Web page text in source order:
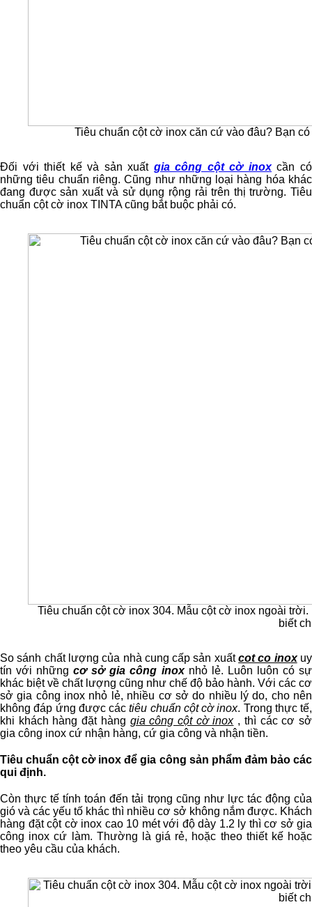
Tiêu chuẩn cột cờ inox căn cứ vào đâu? Bạn
Đối với thiết kế và sản xuất gia công cột cờ inoxcần có
những tiêu chuẩn riêng. Cũng như những loại hàng hóa khác
đang được sản xuất và sử dụng rộng rải trên thị trường. Tiêu
chuẩn cột cờ inox TINTA cũng bắt buộc phải có.
Tiêu chuẩn cột cờ inox 304. Mẫu cột cờ inox ngoài
biết
So sánh chất lượng của nhà cung cấp sản xuấtcot co inoxuy
tín với nhữngcơ sở gia công inoxnhỏ lẻ. Luôn luôn có sự
khác biệt về chất lượng cũng như chế độ bảo hành. Với các cơ
sở gia công inox nhỏ lẻ, nhiều cơ sở do nhiều lý do, cho nên
không đáp ứng được cáctiêu chuẩn cột cờ inox. Trong thực tế,
khi khách hàng đặt hàng gia công cột cờ inox, thì các cơ sở
gia công inox cứ nhận hàng, cứ gia công và nhận tiền.
Tiêu chuẩn cột cờ inox để gia công sản phẩm đảm bảo các
qui định.
Còn thực tế tính toán đến tải trọng cũng như lực tác động của
gió và các yếu tố khác thì nhiều cơ sở không nắm được. Khách
hàng đặt cột cờ inox cao 10 mét với độ dày 1.2 ly thì cơ sở gia
công inox cứ làm. Thường là giá rẻ, hoặc theo thiết kế hoặc
theo yêu cầu của khách.